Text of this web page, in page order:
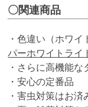
〇関連商品
・色違い（ホ
パーホワイトライ
・さらに高機
・安心の定番
・害虫対策は